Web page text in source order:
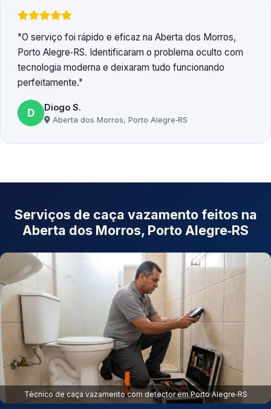
O serviço foi rápido e eficaz na Aberta dos Morros,
Porto Alegre‑RS. Identificaram o problema oculto com
tecnologia moderna e deixaram tudo funcionando
perfeitamente.
D Diogo S.
Aberta dos Morros, Porto Alegre‑RS
Serviços de caça vazamento feitos na
Aberta dos Morros, Porto Alegre‑RS
Técnico de caça vazamento com detector em Porto Alegre‑RS